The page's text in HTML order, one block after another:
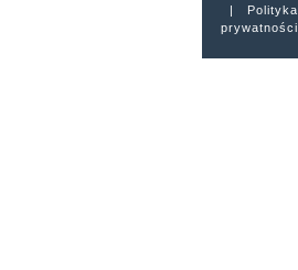
|
Polityka
prywatności